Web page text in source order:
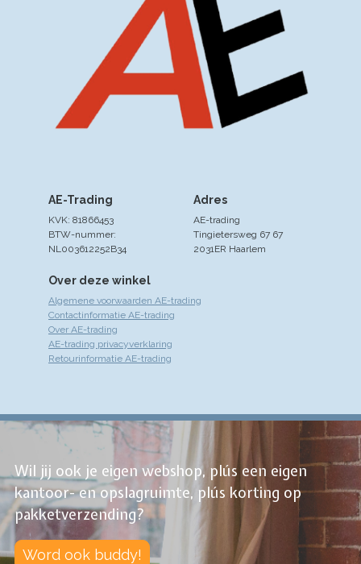
Over deze winkel
Algemene voorwaarden AE-trading
Contactinformatie AE-trading
Over AE-trading
AE-trading privacyverklaring
Retourinformatie AE-trading
Adres
AE-trading
Tingietersweg 67 67
2031ER Haarlem
AE-Trading
KVK: 81866453
BTW-nummer:
NL003612252B34
Wil jij ook je eigen webshop, plús een eigen
kantoor- en opslagruimte, plús korting op
pakketverzending?
Word ook buddy!